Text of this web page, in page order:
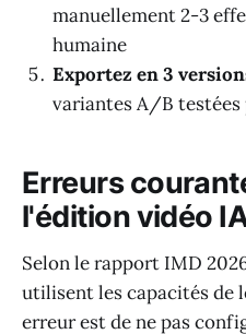
manuellement 2-3
humaine
Exportez en 3
variantes A/B
Erreurs
l'édition vidéo
Selon le rapport IMD
utilisent les capacités de
erreur est de ne pas